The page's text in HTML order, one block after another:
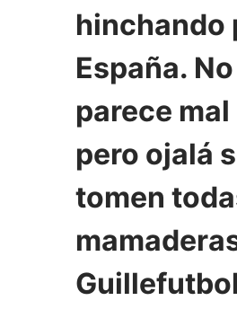
hinchando
España.
parece
pero ojalá
tomen